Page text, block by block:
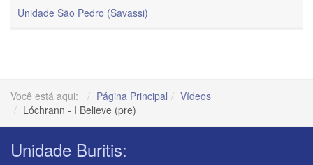
Unidade São Pedro (Savassi)
Você está aqui: Página Principal
Vídeos
Lóchrann - I Believe (pre)
Unidade Buritis: